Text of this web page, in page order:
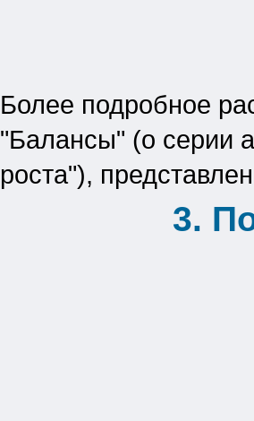
Более подробное
"Балансы" (о серии
роста"),
3.